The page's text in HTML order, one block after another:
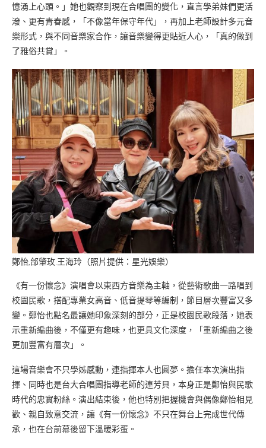
憶湧上心頭。」她也觀察到現在合唱團的變化，直言學弟妹們更活
潑、更有青春感，「不像當年保守年代」，再加上老師設計多元音
樂形式，與不同音樂家合作，讓音樂變得更貼近人心，「真的做到
了雅俗共賞」。
鄭怡,邰肇玫.王海玲（照片提供：星光娛樂）
《有一份懷念》演唱會以東西方音樂為主軸，從藝術歌曲一路唱到
校園民歌，搭配專業女高音、低音提琴等編制，節目層次豐富又多
變。鄭怡也點名最讓她印象深刻的部分，正是校園民歌段落，她表
示重新編曲後，不僅更有趣味，也更具文化深度，「重新編曲之後
更加豐富有層次」。
這場音樂會不只學姊感動，連指揮本人也圓夢。擔任本次演出指
揮、同時也是台大合唱團指導老師的連芳貝，本身正是鄭怡與民歌
時代的忠實粉絲。演出結束後，他也特別把握機會與偶像鄭怡相見
歡、親自致意交流，讓《有一份懷念》不只在舞台上完成世代傳
承，也在台前幕後留下溫暖彩蛋。